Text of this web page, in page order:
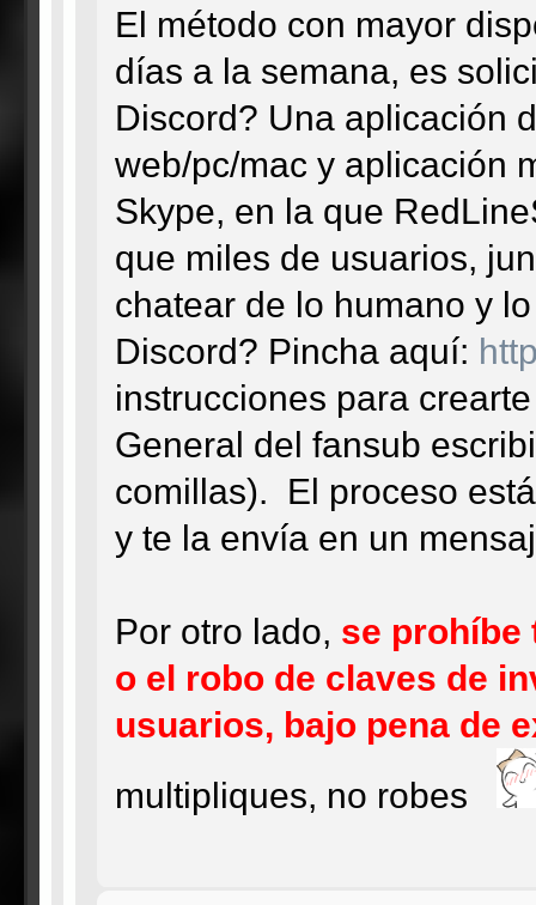
El método con mayor
días a la semana, es
Discord? Una aplicación
web/pc/mac y aplicación
Skype, en la que
que miles de usuarios,
chatear de lo humano y
Discord? Pincha aquí:
instrucciones para
General del fansub
comillas). El proceso
y te la envía en un
Por otro lado, se prohíbe
o el robo de claves de
usuarios, bajo pena de
multipliques, no robes